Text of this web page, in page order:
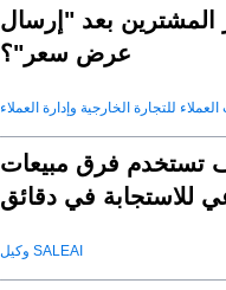
المشترين بعد "إرسال
عرض سعر"؟
العملاء للتجارة الخارجية وإدارة العملاء
تستخدم فرق مبيعات
للاستجابة في دقائق
وكيل SALEAI